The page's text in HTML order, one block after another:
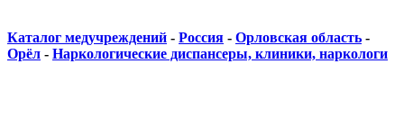
Каталог медучреждений - Россия - Орловская область -
Орёл - Наркологические диспансеры, клиники, наркологи